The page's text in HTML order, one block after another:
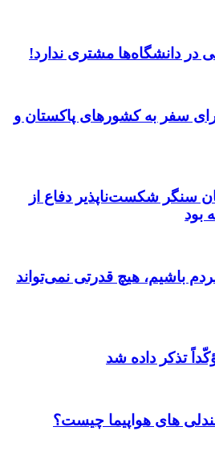
سفر به کشورهای پاکستان و
سنگر شکست‌ناپذیر دفاع از
بود
باشیم، هیچ قدرتی نمی‌تواند
تذکر داده شد
های هواپیما چیست؟